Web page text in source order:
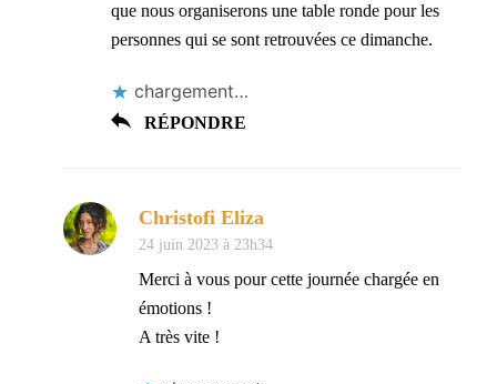
que nous organiserons une table ronde pour les
personnes qui se sont retrouvées ce dimanche.
chargement…
RÉPONDRE
Christofi Eliza
24 juin 2023 à 23h34
Merci à vous pour cette journée chargée en
émotions !
A très vite !